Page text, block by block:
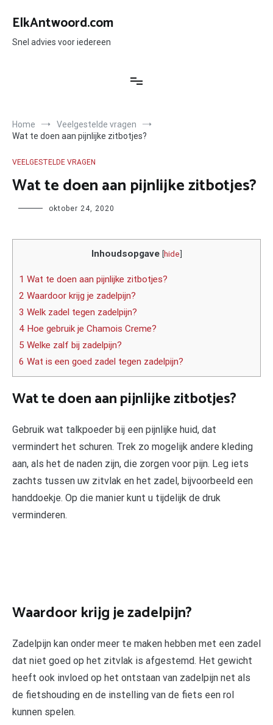
naar
inhoud
ElkAntwoord.com
Snel advies voor iedereen
Home
Veelgestelde vragen
Wat te doen aan pijnlijke zitbotjes?
VEELGESTELDE VRAGEN
Wat te doen aan pijnlijke zitbotjes?
Author oktober 24, 2020
Inhoudsopgave [hide]
1 Wat te doen aan pijnlijke zitbotjes?
2 Waardoor krijg je zadelpijn?
3 Welk zadel tegen zadelpijn?
4 Hoe gebruik je Chamois Creme?
5 Welke zalf bij zadelpijn?
6 Wat is een goed zadel tegen zadelpijn?
Wat te doen aan pijnlijke zitbotjes?
Gebruik wat talkpoeder bij een pijnlijke huid, dat
vermindert het schuren. Trek zo mogelijk andere kleding
aan, als het de naden zijn, die zorgen voor pijn. Leg iets
zachts tussen uw zitvlak en het zadel, bijvoorbeeld een
handdoekje. Op die manier kunt u tijdelijk de druk
verminderen.
Waardoor krijg je zadelpijn?
Zadelpijn kan onder meer te maken hebben met een zadel
dat niet goed op het zitvlak is afgestemd. Het gewicht
heeft ook invloed op het ontstaan van zadelpijn net als
de fietshouding en de instelling van de fiets een rol
kunnen spelen.